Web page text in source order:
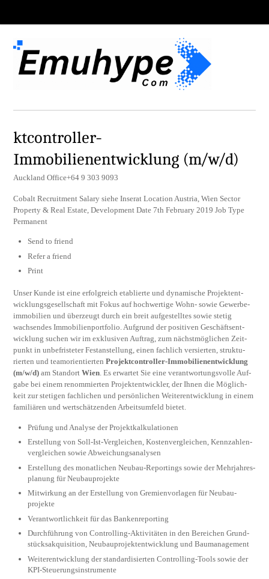
ktcontroller-
Immobilienentwicklung (m/w/d)
Auckland Office+64 9 303 9093
Cobalt Recruitment Salary siehe Inserat Location Austria, Wien Sector
Property & Real Estate, Development Date 7th February 2019 Job Type
Permanent
Send to friend
Refer a friend
Print
Unser Kunde ist eine erfolg­reich etablierte und dyna­mische Projekt­ent­
wick­lungs­gesell­schaft mit Fokus auf hoch­wertige Wohn- sowie Gewerbe­
immobilien und über­zeugt durch ein breit auf­gestelltes sowie stetig
wachsendes Immobilien­port­folio. Aufgrund der positiven Geschäfts­ent­
wick­lung suchen wir im exklusiven Auftrag, zum nächst­möglichen Zeit­
punkt in unbefristeter Fest­anstellung, einen fach­lich versierten, struktu­
rierten und team­orien­tiertenProjektcontroller-Immobilienentwicklung
(m/w/d) am StandortWien. Es erwartet Sie eine verant­wor­tungs­volle Auf­
gabe bei einem renommierten Projekt­entwickler, der Ihnen die Mög­lich­
keit zur stetigen fach­lichen und persön­lichen Weiter­ent­wick­lung in einem
familiären und wert­schätzenden Arbeits­umfeld bietet.
Prüfung und Analyse der Projekt­kalkulationen
Erstellung von Soll-Ist-Vergleichen, Kosten­ver­gleichen, Kenn­zahlen­
ver­gleichen sowie Abweichungs­analysen
Erstellung des monat­lichen Neubau-Reportings sowie der Mehr­jahres­
planung für Neubau­projekte
Mitwirkung an der Erstellung von Gremien­vorlagen für Neubau­
projekte
Verantwort­lich­keit für das Banken­reporting
Durch­führung von Controlling-Akti­vitäten in den Bereichen Grund­
stücks­akquisition, Neubau­projekt­ent­wick­lung und Bau­management
Weiterentwicklung der standardi­sierten Controlling-Tools sowie der
KPI-Steuerungs­instrumente